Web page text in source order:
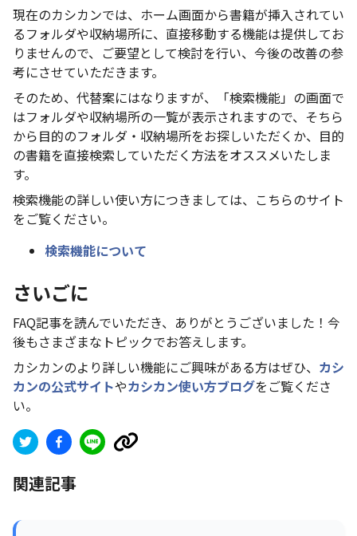
現在のカシカンでは、ホーム画面から書籍が挿入されてい
るフォルダや収納場所に、直接移動する機能は提供してお
りませんので、ご要望として検討を行い、今後の改善の参
考にさせていただきます。
そのため、代替案にはなりますが、「検索機能」の画面で
はフォルダや収納場所の一覧が表示されますので、そちら
から目的のフォルダ・収納場所をお探しいただくか、目的
の書籍を直接検索していただく方法をオススメいたしま
す。
検索機能の詳しい使い方につきましては、こちらのサイト
をご覧ください。
検索機能について
さいごに
FAQ記事を読んでいただき、ありがとうございました！今
後もさまざまなトピックでお答えします。
カシカンのより詳しい機能にご興味がある方はぜひ、 カシ
カンの公式サイトやカシカン使い方ブログをご覧くださ
い。
関連記事